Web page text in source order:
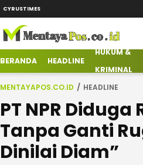
CYRUSTIMES
mentayapos.co.id
Terkini Mengabarkan
BERANDA HEADLINE
HUKUM &
KRIMINAL
MENTAYAPOS.CO.ID HEADLINE
PT NPR
Tanpa Ganti
Dinilai Diam”